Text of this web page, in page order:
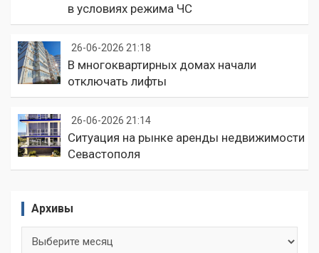
в условиях режима ЧС
26-06-2026 21:18
В многоквартирных домах начали
отключать лифты
26-06-2026 21:14
Ситуация на рынке аренды недвижимости
Севастополя
Архивы